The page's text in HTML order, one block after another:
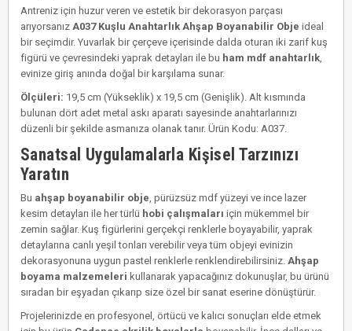
Antreniz için huzur veren ve estetik bir dekorasyon parçası
arıyorsanız A037 Kuşlu Anahtarlık Ahşap Boyanabilir Obje ideal
bir seçimdir. Yuvarlak bir çerçeve içerisinde dalda oturan iki zarif kuş
figürü ve çevresindeki yaprak detayları ile bu ham mdf anahtarlık
evinize giriş anında doğal bir karşılama sunar.
Ölçüleri: 19,5 cm (Yükseklik) x 19,5 cm (Genişlik). Alt kısmında
bulunan dört adet metal askı aparatı sayesinde anahtarlarınızı
düzenli bir şekilde asmanıza olanak tanır. Ürün Kodu: A037.
Sanatsal Uygulamalarla Kişisel Tarzınızı
Yaratın
Bu ahşap boyanabilir obje , pürüzsüz mdf yüzeyi ve ince lazer
kesim detayları ile her türlü hobi çalışmaları için mükemmel bir
zemin sağlar. Kuş figürlerini gerçekçi renklerle boyayabilir, yaprak
detaylarına canlı yeşil tonları verebilir veya tüm objeyi evinizin
dekorasyonuna uygun pastel renklerle renklendirebilirsiniz. Ahşap
boyama malzemeleri kullanarak yapacağınız dokunuşlar, bu ürünü
sıradan bir eşyadan çıkarıp size özel bir sanat eserine dönüştürür.
Projelerinizde en profesyonel, örtücü ve kalıcı sonuçları elde etmek